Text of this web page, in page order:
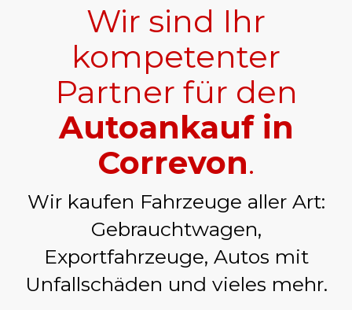
Wir sind Ihr
kompetenter
Partner für den
Autoankauf in
Correvon.
Wir kaufen Fahrzeuge aller Art:
Gebrauchtwagen,
Exportfahrzeuge, Autos mit
Unfallschäden und vieles mehr.